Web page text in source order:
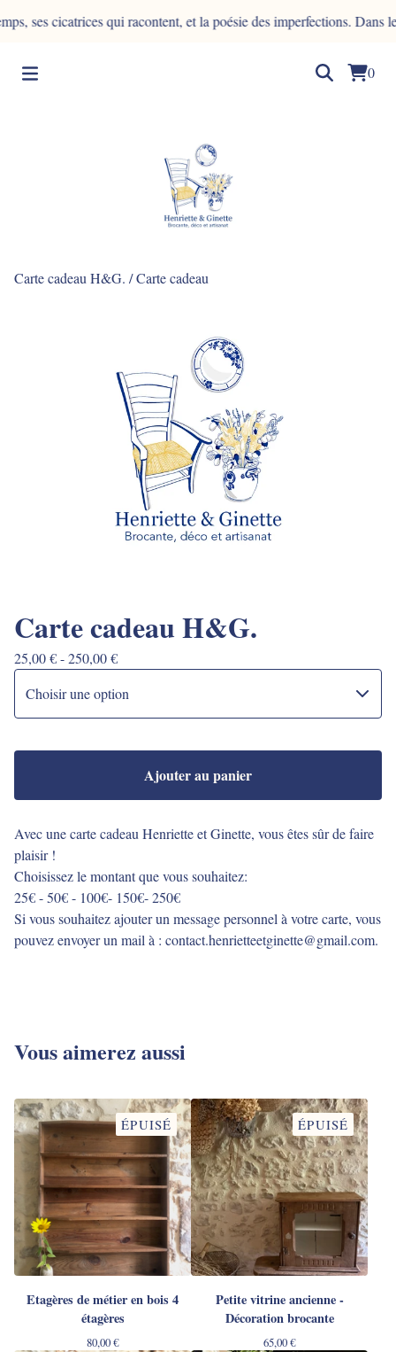
ses cicatrices qui racontent, et la poésie des imperfections.
0
Carte cadeau H&G. /Carte cadeau
Carte cadeau H&G.
25,00€- 250,00€
Ajouter au panier
Avec une carte cadeau Henriette et Ginette, vous êtes sûr de faire
plaisir !
Choisissez le montant que vous souhaitez:
25€ - 50€ - 100€- 150€- 250€
Si vous souhaitez ajouter un message personnel à votre carte, vous
pouvez envoyer un mail à : contact.henrietteetginette@gmail.com.
Vous aimerez aussi
ÉPUISÉ
Etagères de métier en bois 4
étagères
80,00€
ÉPUISÉ
Petite vitrine ancienne -
Décoration brocante
65,00€